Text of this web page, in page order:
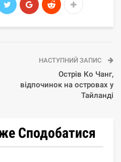
НАСТУПНИЙ ЗАПИС
Острів Ко Чанг,
відпочинок на островах у
Тайланді
Сподобатися